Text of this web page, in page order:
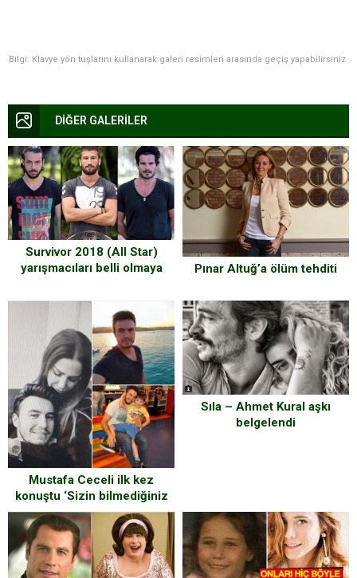
Bilgi: Klavye yön tuşlarını kullanarak galeri resimleri arasında geçiş yapabilirsiniz.
DİĞER GALERİLER
Survivor 2018 (All Star)
yarışmacıları belli olmaya
zaman?
Pınar Altuğ’a ölüm tehditi
Mustafa Ceceli ilk kez
konuştu ‘Sizin bilmediğiniz
çok şey var’
Sıla – Ahmet Kural aşkı
belgelendi